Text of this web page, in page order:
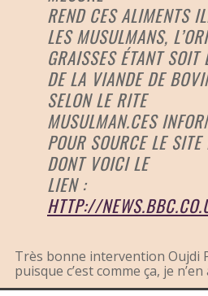
REND CES ALIMENTS
LES MUSULMANS,
GRAISSES ÉTANT
DE LA VIANDE DE
SELON LE RITE
MUSULMAN.CES
POUR SOURCE LE
DONT VOICI LE
LIEN :
HTTP://
Très bonne intervention Oujdi
puisque c’est comme ça, je